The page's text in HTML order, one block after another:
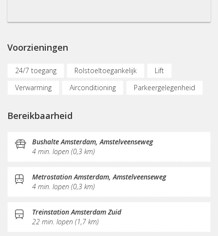
Voorzieningen
24/7 toegang Rolstoeltoegankelijk
Lift
Verwarming
Airconditioning
Parkeergelegenheid
(Flex)werkplekken
Opslagruimte
Internetmogelijkheden
KVK-inschrijving
Sociaal hart
Koffie/thee
Gemeubileerd Pantry
Postverwerking
Bereikbaarheid
Bushalte Amsterdam, Amstelveenseweg
4 min. lopen (0,3 km)
Metrostation Amsterdam, Amstelveenseweg
4 min. lopen (0,3 km)
Treinstation Amsterdam Zuid
22 min. lopen (1,7 km)